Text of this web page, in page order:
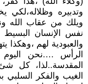
وتدبيره
ويلك من عقاب الله
نفس الإنسان البسيط
والعبودية لهم ،وهكذا
الرأس ….نحن اليوم
المقدسة..لذا، كل
الغيب والفكر السلبي